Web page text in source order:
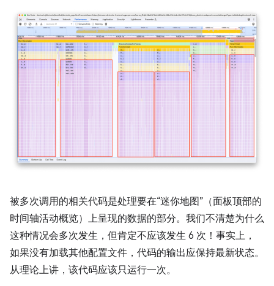
被多次调用的相关代码是处理要在“迷你地图”（面板顶部的
时间轴活动概览）上呈现的数据的部分。我们不清楚为什么
这种情况会多次发生，但肯定不应该发生 6 次！事实上，
如果没有加载其他配置文件，代码的输出应保持最新状态。
从理论上讲，该代码应该只运行一次。